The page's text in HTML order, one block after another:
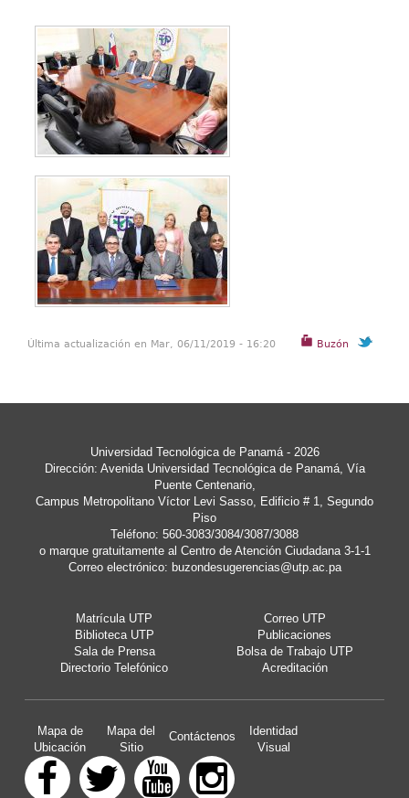
Buzón
Última actualización en Mar, 06/11/2019 - 16:20
Universidad Tecnológica de Panamá - 2026
Dirección: Avenida Universidad Tecnológica de Panamá, Vía
Puente Centenario,
Campus Metropolitano Víctor Levi Sasso, Edificio # 1, Segundo
Piso
Teléfono: 560-3083/3084/3087/3088
o marque gratuitamente al Centro de Atención Ciudadana 3-1-1
Correo electrónico: buzondesugerencias@utp.ac.pa
Matrícula UTP
Correo UTP
Biblioteca UTP
Publicaciones
Sala de Prensa
Bolsa de Trabajo UTP
Directorio Telefónico
Acreditación
Mapa de
Ubicación
Mapa del
Sitio
Contáctenos
Identidad
Visual